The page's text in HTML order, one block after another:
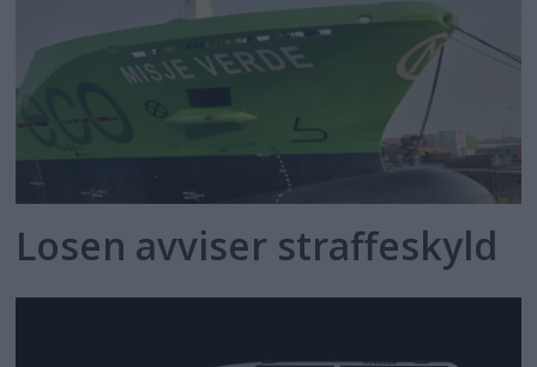
Losen avviser straffeskyld